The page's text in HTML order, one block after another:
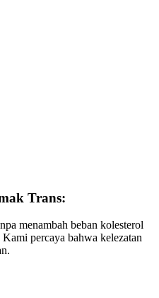
Trans:
menambah beban kolesterol
percaya bahwa kelezatan